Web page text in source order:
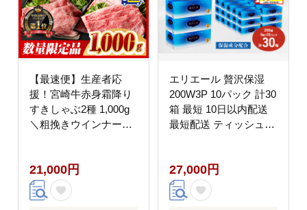
【最速便】生産者応
援！宮崎牛赤身霜降り
すきしゃぶ2種 1,000g
＼粗挽きウインナー
焼き しゃぶしゃぶ 】
[B00611-ss]
21,000円
エリエール 贅沢保湿
200W3P 10パック 計30
箱 最短 10日以内配送
最短配送 ティッシュペ
紙 防災 常備品 備蓄品
消耗品 備蓄 日用品 生
活必需品 北海道 赤平市
27,000円